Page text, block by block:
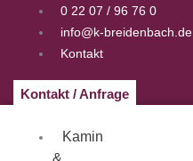
springen
0 22 07 / 96 76 0
info@k-breidenbach.de
Kontakt
Kontakt / Anfrage
Kamin
&